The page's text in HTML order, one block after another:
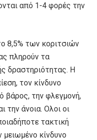
από 1-4 φορές την
8,5% των κοριτσιών
πληρούν τα
δραστηριότητας. Η
τον κίνδυνο
βάρος, την φλεγμονή,
την άνοια. Ολοι οι
τακτική
κίνδυνο